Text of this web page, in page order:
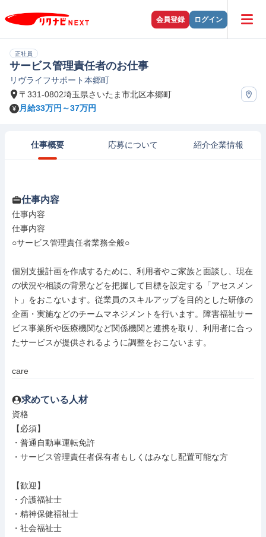
会員登録 ログイン
正社員
サービス管理責任者のお仕事
リヴライフサポート本郷町
〒331-0802埼玉県さいたま市北区本郷町
月給33万円～37万円
仕事概要 応募について 紹介企業情報
仕事内容
仕事内容
仕事内容
○サービス管理責任者業務全般○
個別支援計画を作成するために、利用者やご家族と面談し、現在
の状況や相談の背景などを把握して目標を設定する「アセスメン
ト」をおこないます。従業員のスキルアップを目的とした研修の
企画・実施などのチームマネジメントを行います。障害福祉サー
ビス事業所や医療機関など関係機関と連携を取り、利用者に合っ
たサービスが提供されるように調整をおこないます。
care
求めている人材
資格
【必須】
・普通自動車運転免許
・サービス管理責任者保有者もしくはみなし配置可能な方
【歓迎】
・介護福祉士
・精神保健福祉士
・社会福祉士